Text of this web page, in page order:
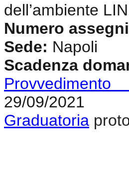
dell’ambiente
Numero
Sede: Napoli
Scadenza
29/09/2021
Graduatoria